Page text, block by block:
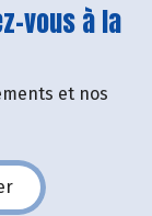
vous à la
et nos